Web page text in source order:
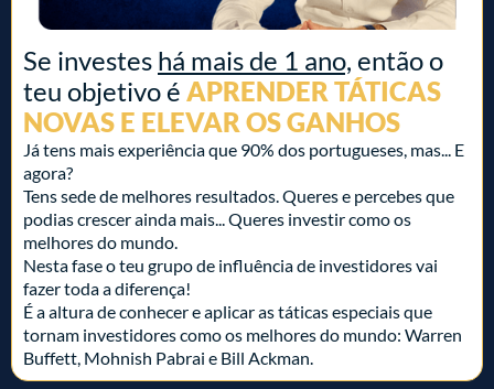
Se investes há mais de 1 ano, então o
teu objetivo é APRENDER TÁTICAS
NOVAS E ELEVAR OS GANHOS
Já tens mais experiência que 90% dos portugueses, mas... E
agora?
Tens sede de melhores resultados. Queres e percebes que
podias crescer ainda mais... Queres investir como os
melhores do mundo.
Nesta fase o teu grupo de influência de investidores vai
fazer toda a diferença!
É a altura de conhecer e aplicar as táticas especiais que
tornam investidores como os melhores do mundo: Warren
Buffett, Mohnish Pabrai e Bill Ackman.